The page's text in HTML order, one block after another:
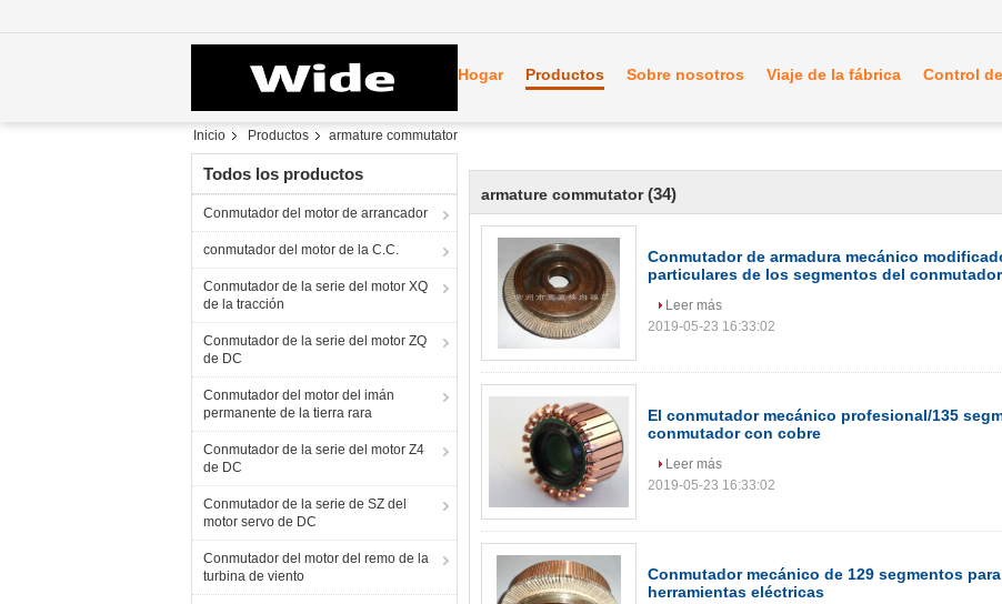
Hogar Productos Sobre nosotros Viaje de la fábrica Control
Inicio Productos armature commutator
Todos los productos
Conmutador del motor de arrancador
conmutador del motor de la C.C.
Conmutador de la serie del motor XQ
de la tracción
Conmutador de la serie del motor ZQ
de DC
Conmutador del motor del imán
permanente de la tierra rara
Conmutador de la serie del motor Z4
de DC
Conmutador de la serie de SZ del
motor servo de DC
Conmutador del motor del remo de la
turbina de viento
armature commutator (34)
Conmutador de armadura mecánico
particulares de los segmentos del
Leer más
2019-05-23 16:33:02
El conmutador mecánico profesional/135
conmutador con cobre
Leer más
2019-05-23 16:33:02
Conmutador mecánico de 129 segmentos
herramientas eléctricas